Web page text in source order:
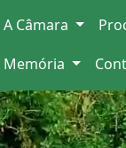
A Câmara
Memória